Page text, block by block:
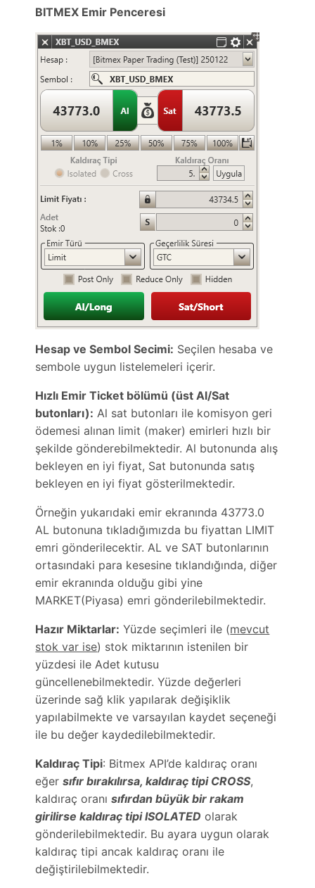
BITMEX Emir Penceresi
Hesap ve Sembol Secimi: Seçilen hesaba ve
sembole uygun listelemeleri içerir.
Hızlı Emir Ticket bölümü (üst Al/Sat
butonları): Al sat butonları ile komisyon geri
ödemesi alınan limit (maker) emirleri hızlı bir
şekilde gönderebilmektedir. Al butonunda alış
bekleyen en iyi fiyat, Sat butonunda satış
bekleyen en iyi fiyat gösterilmektedir.
Örneğin yukarıdaki emir ekranında 43773.0
AL butonuna tıkladığımızda bu fiyattan LIMIT
emri gönderilecektir. AL ve SAT butonlarının
ortasındaki para kesesine tıklandığında, diğer
emir ekranında olduğu gibi yine
MARKET(Piyasa) emri gönderilebilmektedir.
Hazır Miktarlar: Yüzde seçimleri ile (mevcut
stok var ise) stok miktarının istenilen bir
yüzdesi ile Adet kutusu
güncellenebilmektedir. Yüzde değerleri
üzerinde sağ klik yapılarak değişiklik
yapılabilmekte ve varsayılan kaydet seçeneği
ile bu değer kaydedilebilmektedir.
Kaldıraç Tipi: Bitmex API’de kaldıraç oranı
eğersıfır bırakılırsa, kaldıraç tipi CROSS,
kaldıraç oranısıfırdan büyük bir rakam
girilirse kaldıraç tipi ISOLATED olarak
gönderilebilmektedir. Bu ayara uygun olarak
kaldıraç tipi ancak kaldıraç oranı ile
değiştirilebilmektedir.